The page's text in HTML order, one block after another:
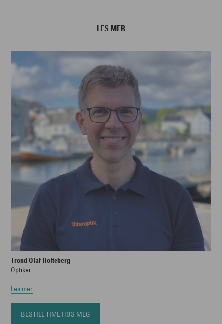
LES MER
Trond Olaf Holteberg
Optiker
Les mer
BESTILL TIME HOS MEG